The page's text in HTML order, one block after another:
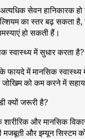
अत्यधिक सेवन हानिकारक
का स्तर बढ़ सकता
हो सकती हैं।
स्वास्थ्य में सुधार करता है?
के फायदे में मानसिक स्वास्थ्य
को कम करने में
क्यों जरूरी है?
शारीरिक और मानसिक
और इम्यून सिस्टम